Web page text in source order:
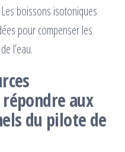
boissons isotoniques
pour compenser les
l’eau.
aux
du pilote de